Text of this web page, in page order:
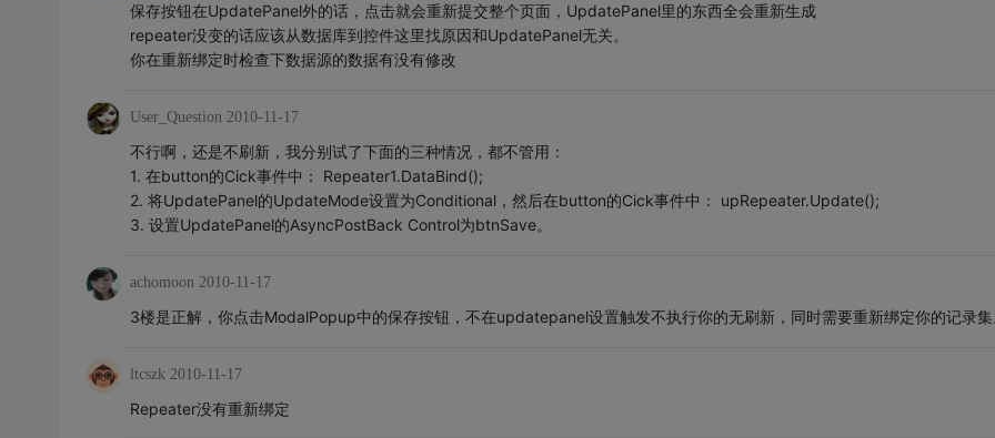
保存按钮在UpdatePanel外的话，点击就会重新提交整个页面，UpdatePanel里的东西全会重新生成
repeater没变的话应该从数据库到控件这里找原因和UpdatePanel无关。
你在重新绑定时检查下数据源的数据有没有修改
User_Question 2010-11-17
不行啊，还是不刷新，我分别试了下面的三种情况，都不管用：
1. 在button的Cick事件中： Repeater1.DataBind();
2. 将UpdatePanel的UpdateMode设置为Conditional，然后在button的Cick事件中： upRepeater.Update();
3. 设置UpdatePanel的AsyncPostBack Control为btnSave。
achomoon 2010-11-17
3楼是正解，你点击ModalPopup中的保存按钮，不在updatepanel设置触发不执行你的无刷新，同时需要重新绑定你的记录
ltcszk 2010-11-17
Repeater没有重新绑定